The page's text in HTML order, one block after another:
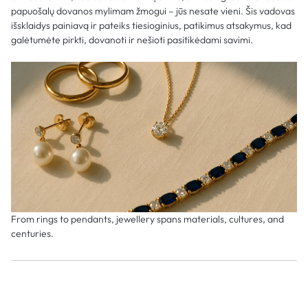
papuošalų dovanos mylimam žmogui – jūs nesate vieni. Šis vadovas
išsklaidys painiavą ir pateiks tiesioginius, patikimus atsakymus, kad
galėtumėte pirkti, dovanoti ir nešioti pasitikėdami savimi.
From rings to pendants, jewellery spans materials, cultures, and
centuries.